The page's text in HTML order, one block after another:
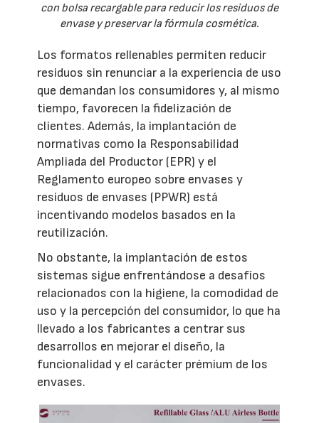
con bolsa recargable para reducir los residuos de
envase y preservar la fórmula cosmética.
Los formatos rellenables permiten reducir
residuos sin renunciar a la experiencia de uso
que demandan los consumidores y, al mismo
tiempo, favorecen la fidelización de
clientes. Además, la implantación de
normativas como la Responsabilidad
Ampliada del Productor (EPR) y el
Reglamento europeo sobre envases y
residuos de envases (PPWR) está
incentivando modelos basados en la
reutilización.
No obstante, la implantación de estos
sistemas sigue enfrentándose a desafíos
relacionados con la higiene, la comodidad de
uso y la percepción del consumidor, lo que ha
llevado a los fabricantes a centrar sus
desarrollos en mejorar el diseño, la
funcionalidad y el carácter prémium de los
envases.